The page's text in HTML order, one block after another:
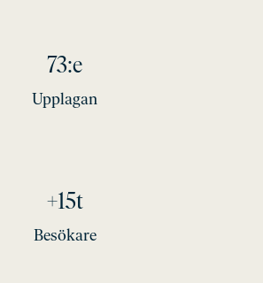
73:e
Upplagan
+15t
Besökare